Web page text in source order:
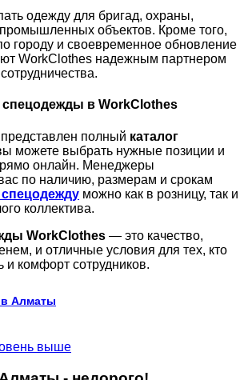
одежду для бригад, охраны,
объектов. Кроме того,
городу и своевременное обновление
WorkClothes надежным партнером
спецодежды в WorkClothes
полный каталог
можете выбрать нужные позиции и
онлайн. Менеджеры
по наличию, размерам и срокам
спецодежду можно как в розницу, так и
коллектива.
WorkClothes — это качество,
и отличные условия для тех, кто
и комфорт сотрудников.
в Алматы
выше